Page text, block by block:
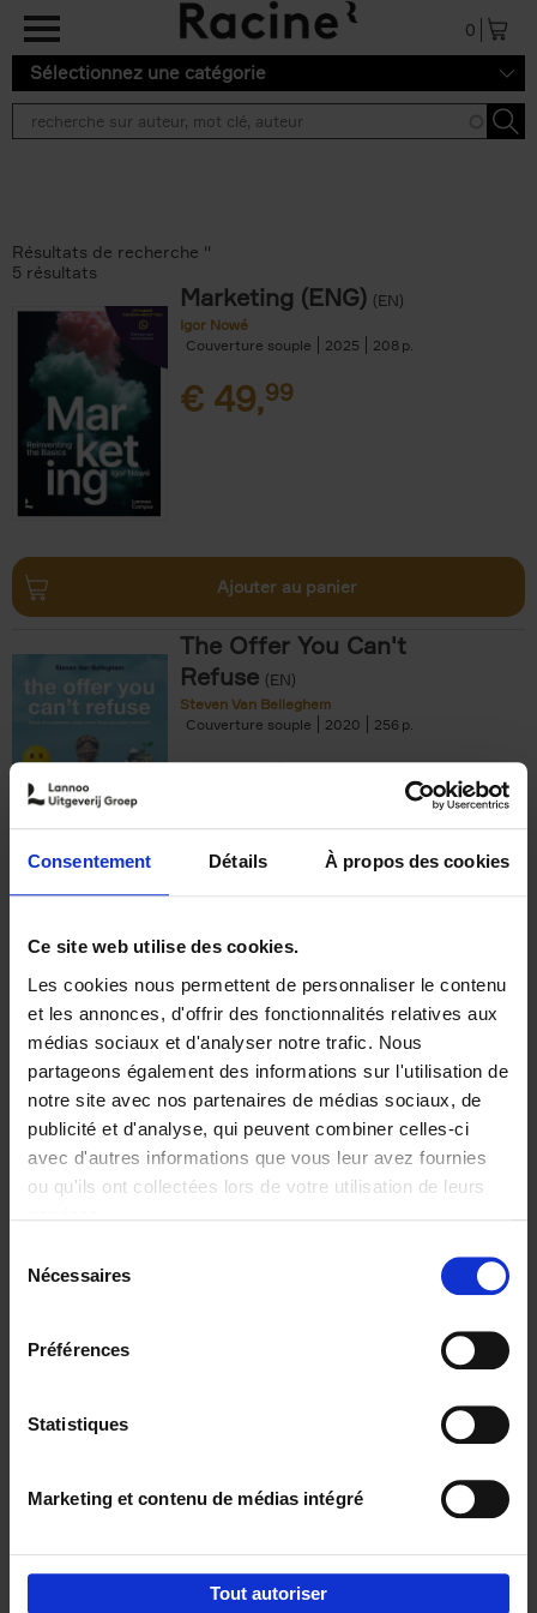
Consentement Détails À propos des cookies
Ce site web utilise des cookies.
Les cookies nous permettent de personnaliser le contenu
et les annonces, d'offrir des fonctionnalités relatives aux
médias sociaux et d'analyser notre trafic. Nous
partageons également des informations sur l'utilisation de
notre site avec nos partenaires de médias sociaux, de
publicité et d'analyse, qui peuvent combiner celles-ci
avec d'autres informations que vous leur avez fournies
ou qu'ils ont collectées lors de votre utilisation de leurs
Nécessaires
Préférences
Statistiques
Marketing et contenu de médias intégré
Tout autoriser
Aller au contenu principal
0
Sélectionnez une catégorie
Résultats de recherche ''
5 résultats
Marketing (ENG) (EN)
Igor Nowé
Couverture souple
2025 208
€ 49,99
Ajouter au panier
The Offer You Can't
Refuse (EN)
Steven Van Belleghem
Couverture souple
2020 256
€37,50
Building Bonds = Building
Business
Jochen Roef Jozefien De Feyter
Carolien Boom
Couverture souple
2025 200
€29,99
Digital marketing like a PRO -
completely revised edition (EN)